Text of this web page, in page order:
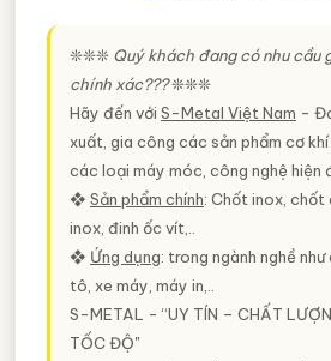
❊❊❊ Quý khách đang có nhu cầu
chính xác???❊❊❊
Hãy đến với S-Metal Việt Nam -
xuất, gia công các sản phẩm cơ
các loại máy móc, công nghệ hiện
❖ Sản phẩm chính: Chốt inox, chốt
inox, đinh ốc vít,..
❖ Ứng dụng: trong ngành nghề
tô, xe máy, máy in,..
S-METAL - “UY TÍN – CHẤT
TỐC ĐỘ"